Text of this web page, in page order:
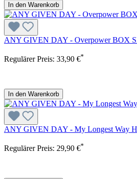
In den Warenkorb
ANY GIVEN DAY - Overpower BOX
Regulärer Preis: 33,90 €*
In den Warenkorb
ANY GIVEN DAY - My Longest Way
Regulärer Preis: 29,90 €*